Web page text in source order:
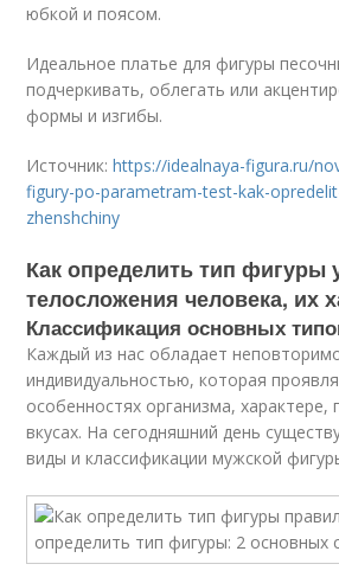
юбкой и поясом.
Идеальное платье для фигуры
подчеркивать, облегать или
формы и изгибы.
Источник:https://idealnaya-figura.ru/
figury-po-parametram-test-kak-
zhenshchiny
Как определить тип фигуры
телосложения человека, их
Классификация основных
Каждый из нас обладает
индивидуальностью, которая
особенностях организма, характере,
вкусах. На сегодняшний день
виды и классификации мужской